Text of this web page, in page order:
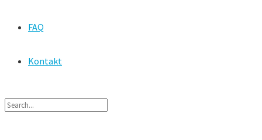
FAQ
Kontakt